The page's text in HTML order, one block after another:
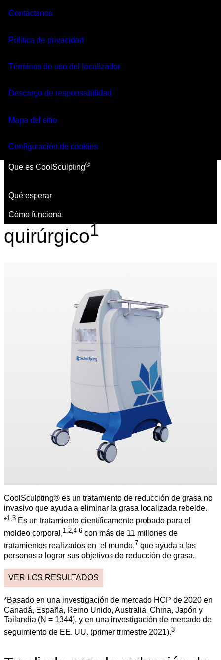
Acerca de
Preguntas y respuestas
Encuentra una clínica
¿Qué es
CoolSculpting®?
Que es CoolSculpting®
Qué esperar
Cómo funciona
El tratamiento de
moldeo corporal no
quirúrgico1
CoolSculpting® es un tratamiento de reducción de grasa no
invasivo que ayuda a eliminar la grasa localizada rebelde.
*1,3 Es un tratamiento científicamente probado para el
moldeo corporal,1,2,4-6 con más de 11 millones de
tratamientos realizados en el mundo,7 que ayuda a las
personas a lograr sus objetivos de reducción de grasa.
VER LOS RESULTADOS
*Basado en una investigación de mercado HCP de 2020 en
Canadá, España, Reino Unido, Australia, China, Japón y
Tailandia (N = 1344), y en una investigación de mercado de
seguimiento de EE. UU. (primer trimestre 2021).3
Acerca de
Preguntas y respuestas
Contáctanos
Política de privacidad
Términos de uso del localizador
Descargo de responsabilidad
Mapa del sitio
Configuración de cookies